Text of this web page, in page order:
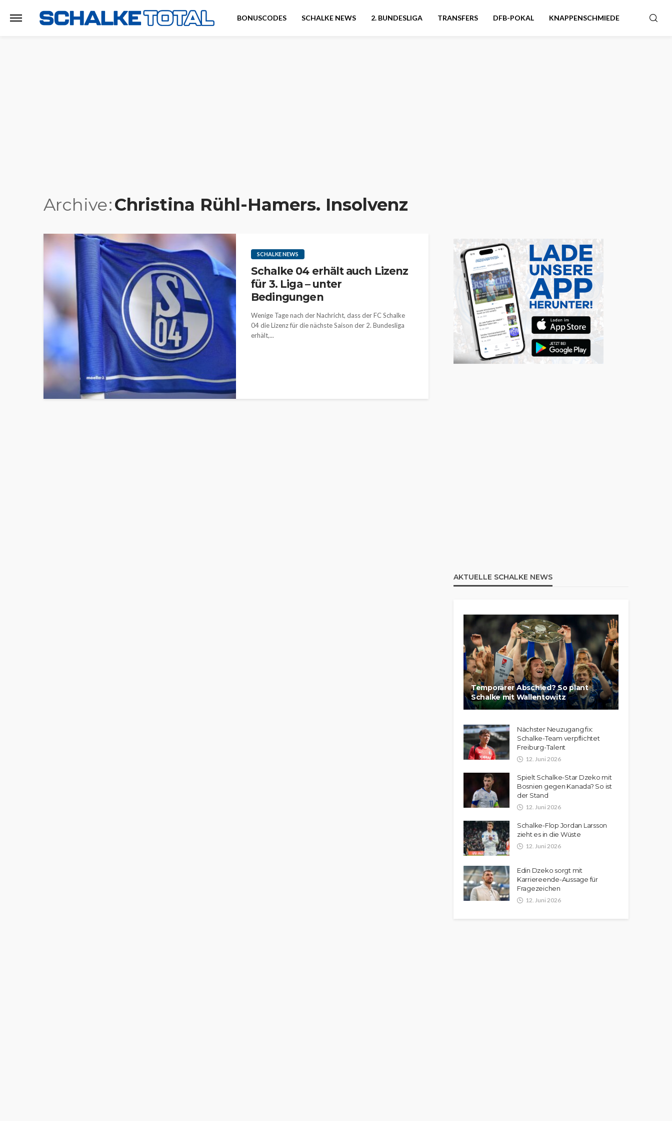
BONUSCODES SCHALKE NEWS 2. BUNDESLIGA TRANSFERS DFB-POKAL KNAPPENSCHMIEDE
Archive Christina Rühl-Hamers. Insolvenz
SCHALKE NEWS
Schalke 04 erhält auch Lizenz
für 3. Liga – unter
Bedingungen
Wenige Tage nach der Nachricht, dass der FC Schalke
04 die Lizenz für die nächste Saison der 2. Bundesliga
erhält,...
AKTUELLE SCHALKE NEWS
Temporärer Abschied? So plant
Schalke mit Wallentowitz
Nächster Neuzugang fix:
Schalke-Team verpflichtet
Freiburg-Talent
12. Juni 2026
Spielt Schalke-Star Dzeko mit
Bosnien gegen Kanada? So ist
der Stand
12. Juni 2026
Schalke-Flop Jordan Larsson
zieht es in die Wüste
12. Juni 2026
Edin Dzeko sorgt mit
Karriereende-Aussage für
Fragezeichen
12. Juni 2026